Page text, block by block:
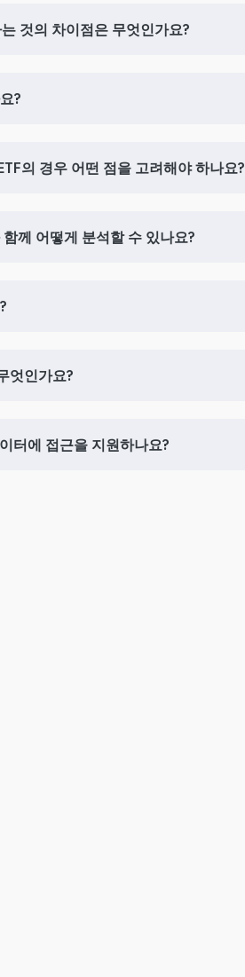
것의 차이점은 무엇인가요?
?
의 경우 어떤 점을 고려해야 하나요?
께 어떻게 분석할 수 있나요?
엇인가요?
터에 접근을 지원하나요?